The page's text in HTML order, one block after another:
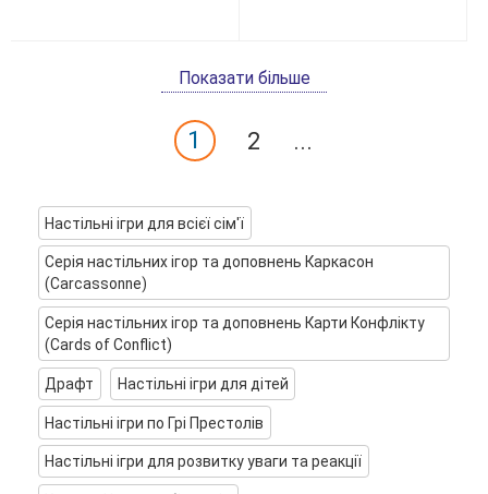
Настільні ігри для всієї сім'ї
Серія настільних ігор та доповнень Каркасон
(Carcassonne)
Серія настільних ігор та доповнень Карти Конфлікту
(Cards of Сonflict)
Драфт Настільні ігри для дітей
Настільні ігри по Грі Престолів
Настільні ігри для розвитку уваги та реакції
Показати більше
1 2 ...